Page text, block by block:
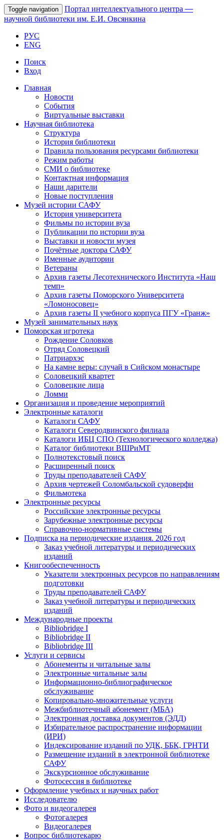
Toggle navigation Портал интеллектуального центра —
научной библиотеки им. Е.И. Овсянкина
РУС
ENG
Поиск
Вход
Главная
Новости
События
Виртуальные выставки
Научная библиотека
Структура
История библиотеки
Правила пользования ресурсами библиотеки
Режим работы
СМИ о библиотеке
Контактная информация
Наши дарители
Новые поступления
Музей истории САФУ
История университета
Фильмы по истории вуза
Публикации по истории вуза
Выставки и новости музея
Почётные доктора САФУ
Именные аудитории
Ветераны
Архив газеты Лесотехнического Института «Наш
темп»
Архив газеты Поморского Университета
«Ломоносовец»
Архив газеты II учебного корпуса ПГУ «Гранж»
Музей занимательных наук
Поморская игротека
Рождение Соловков
Отряд Соловецкий
Патриархэс
На камне веры: случай в Сийском монастыре
Соловецкий квартет
Соловецкие лица
Ломми
Организация и проведение мероприятий
Электронные каталоги
Каталоги САФУ
Каталоги Северодвинского филиала
Каталоги ИБЦ СПО (Технологического колледжа)
Каталог библиотеки ВШРиМТ
Полнотекстовый поиск
Расширенный поиск
Труды преподавателей САФУ
Архив чертежей Соломбальской судоверфи
Фильмотека
Электронные ресурсы
Российские электронные ресурсы
Зарубежные электронные ресурсы
Справочно-нормативные системы
Подписка на периодические издания. 2026 год
Заказ учебной литературы и периодических
изданий
Книгообеспеченность
Указатели электронных ресурсов по направлениям
подготовки
Труды преподавателей САФУ
Заказ учебной литературы и периодических
изданий
Международные проекты
Bibliobridge I
Bibliobridge II
Bibliobridge III
Услуги и сервисы
Абонементы и читальные залы
Электронные читальные залы
Информационно-библиографическое
обслуживание
Копировально-множительные услуги
Межбиблиотечный абонемент (МБА)
Электронная доставка документов (ЭДД)
Избирательное распространение информации
(ИРИ)
Индексирование изданий по УДК, ББК, ГРНТИ
Размещение изданий в электронной библиотеке
САФУ
Экскурсионное обслуживание
Фотосессия в библиотеке
Оформление учебных и научных работ
Исследователю
Фото и видеогалерея
Фотогалерея
Видеогалерея
Вопрос библиотекарю